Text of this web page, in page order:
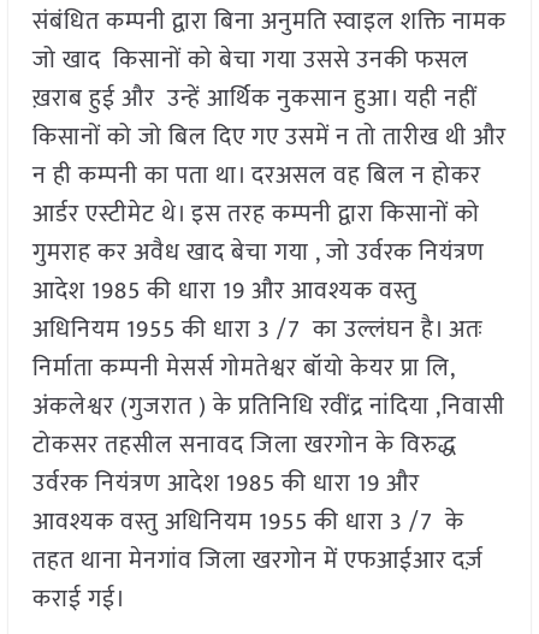
संबंधित कम्पनी द्वारा बिना अनुमति स्वाइल शक्ति नामक
जो खाद किसानों को बेचा गया उससे उनकी फसल
ख़राब हुई और उन्हें आर्थिक नुकसान हुआ। यही नहीं
किसानों को जो बिल दिए गए उसमें न तो तारीख थी और
न ही कम्पनी का पता था। दरअसल वह बिल न होकर
आर्डर एस्टीमेट थे। इस तरह कम्पनी द्वारा किसानों को
गुमराह कर अवैध खाद बेचा गया , जो उर्वरक नियंत्रण
आदेश 1985 की धारा 19 और आवश्यक वस्तु
अधिनियम 1955 की धारा 3 /7 का उल्लंघन है। अतः
निर्माता कम्पनी मेसर्स गोमतेश्वर बॉयो केयर प्रा लि,
अंकलेश्वर (गुजरात ) के प्रतिनिधि रवींद्र नांदिया ,निवासी
टोकसर तहसील सनावद जिला खरगोन के विरुद्ध
उर्वरक नियंत्रण आदेश 1985 की धारा 19 और
आवश्यक वस्तु अधिनियम 1955 की धारा 3 /7 के
तहत थाना मेनगांव जिला खरगोन में एफआईआर दर्ज़
कराई गई।